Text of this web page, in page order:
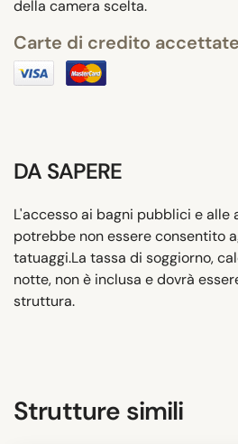
della camera scelta.
Carte di credito
DA SAPERE
L'accesso ai bagni pubblici e alle
potrebbe non essere consentito
tatuaggi.La tassa di soggiorno,
notte, non è inclusa e dovrà
struttura.
Strutture simili